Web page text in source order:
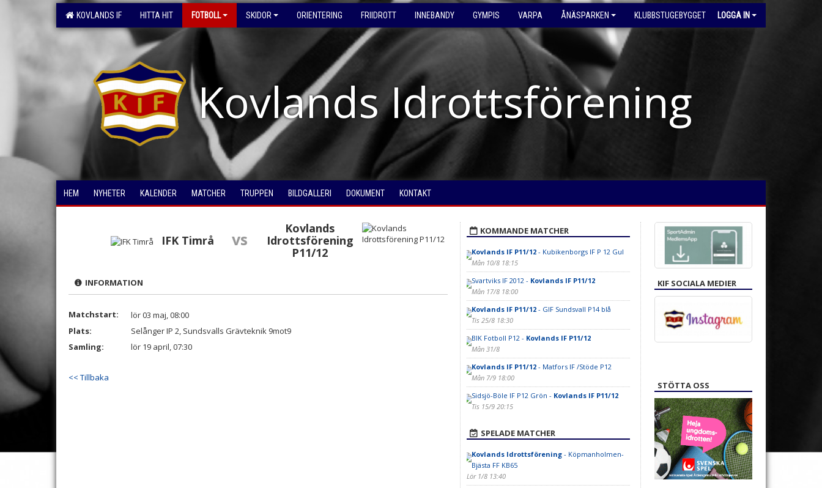
KOVLANDS IF HITTA HIT FOTBOLL SKIDOR ORIENTERING FRIIDROTT INNEBANDY GYMPIS VARPA ÅNÄSPARKEN KLUBBSTUGEBYGGET LOGGA IN
Kovlands Idrottsförening
HEM NYHETER KALENDER MATCHER TRUPPEN BILDGALLERI DOKUMENT KONTAKT
IFK Timrå vs
Kovlands
Idrottsförening
P11/12
INFORMATION
Matchstart:
lör 03 maj, 08:00
Plats:
Selånger IP 2, Sundsvalls Grävteknik 9mot9
Samling:
lör 19 april, 07:30
<< Tillbaka
KOMMANDE MATCHER
Kovlands IF P11/12- Kubikenborgs IF P 12 Gul
Mån 10/8 18:15
Svartviks IF 2012 - Kovlands IF P11/12
Mån 17/8 18:00
Kovlands IF P11/12- GIF Sundsvall P14 blå
Tis 25/8 18:30
BIK Fotboll P12 - Kovlands IF P11/12
Mån 31/8
Kovlands IF P11/12- Matfors IF /Stöde P12
Mån 7/9 18:00
Sidsjö-Böle IF P12 Grön - Kovlands IF P11/12
Tis 15/9 20:15
SPELADE MATCHER
Kovlands Idrottsförening- Köpmanholmen-
Bjästa FF KB65
Lör 1/8 13:40
KIF SOCIALA MEDIER
STÖTTA OSS